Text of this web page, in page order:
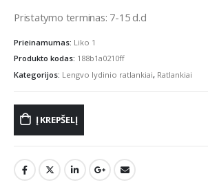
Pristatymo terminas: 7-15 d.d
Prieinamumas: Liko 1
Produkto kodas: 188b1a0210ff
Kategorijos: Lengvo lydinio ratlankiai, Ratlankiai
Į KREPŠELĮ